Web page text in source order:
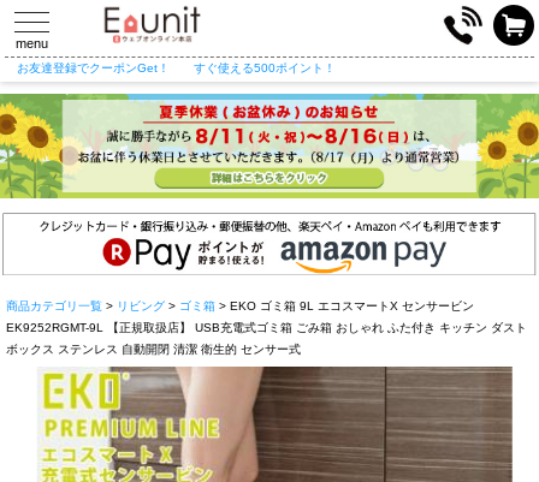
toggle
navigation
menu
お友達登録でクーポンGet！ すぐ使える500ポイント！
商品カテゴリ一覧 > リビング > ゴミ箱 > EKO ゴミ箱 9L エコスマートX センサービン
EK9252RGMT-9L 【正規取扱店】 USB充電式ゴミ箱 ごみ箱 おしゃれ ふた付き キッチン ダスト
ボックス ステンレス 自動開閉 清潔 衛生的 センサー式